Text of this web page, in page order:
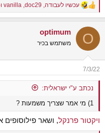
R
e
c
i
s
:
עכשיו לעבודה,
doc29
,
vanilla ו-2
O
optimum
משתמש בכיר
7/3/22
נכתב ע"י ישראלית:
1) מי אמר שצריך משמעות ?
ויקטור פרנקל, ושאר פילוסופים